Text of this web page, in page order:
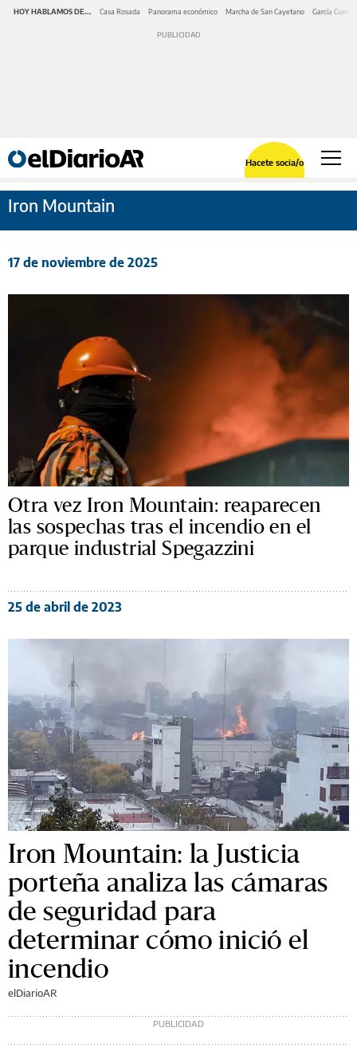
HOY HABLAMOS DE... Casa Rosada Panorama económico Marcha de San Cayetano García Cuerva
Hacete socia/o
Iron Mountain
17 de noviembre de 2025
Otra vez Iron Mountain: reaparecen
las sospechas tras el incendio en el
parque industrial Spegazzini
25 de abril de 2023
Iron Mountain: la Justicia
porteña analiza las cámaras
de seguridad para
determinar cómo inició el
incendio
elDiarioAR